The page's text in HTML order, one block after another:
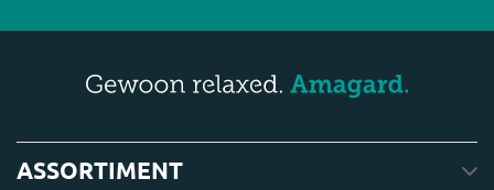
ASSORTIMENT